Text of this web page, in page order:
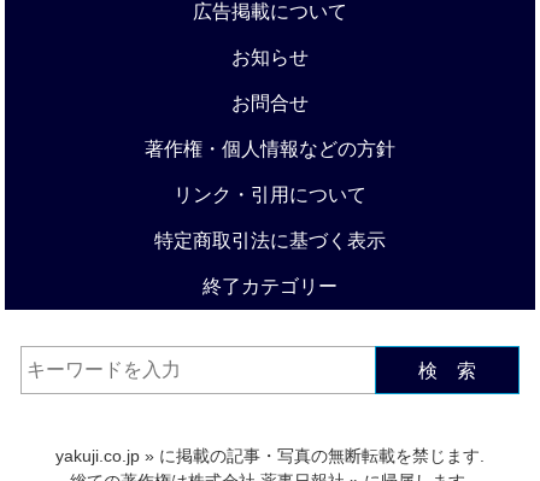
広告掲載について
お知らせ
お問合せ
著作権・個人情報などの方針
リンク・引用について
特定商取引法に基づく表示
終了カテゴリー
検 索
yakuji.co.jp » に掲載の記事・写真の無断転載を禁じます.